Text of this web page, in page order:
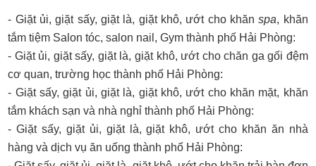
- Giặt ủi, giặt sấy, giặt là, giặt khô, ướt cho khănspa, khăn
tắm tiệm Salon tóc, salon nail, Gym thành phố Hải Phòng:
- Giặt ủi, giặt sấy, giặt là, giặt khô, ướt cho chăn ga gối đệm
cơ quan, trường học thành phố Hải Phòng:
- Giặt sấy, giặt ủi, giặt là, giặt khô, ướt cho khăn mặt, khăn
tắm khách sạn và nhà nghỉ thành phố Hải Phòng:
- Giặt sấy, giặt ủi, giặt là, giặt khô, ướt cho khăn ăn nhà
hàng và dịch vụ ăn uống thành phố Hải Phòng: